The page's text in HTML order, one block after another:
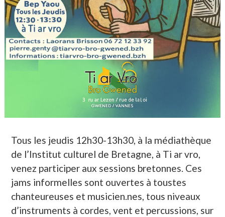
Tous les jeudis 12h30-13h30, à la médiathèque
de l’Institut culturel de Bretagne, à Ti ar vro,
venez participer aux sessions bretonnes. Ces
jams informelles sont ouvertes à toustes
chanteureuses et musicien.nes, tous niveaux
d’instruments à cordes, vent et percussions, sur